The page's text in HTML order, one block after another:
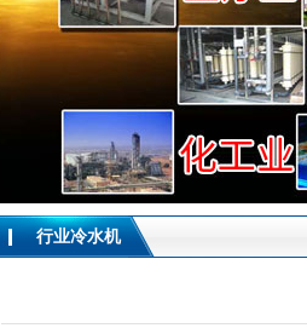
行业冷水机